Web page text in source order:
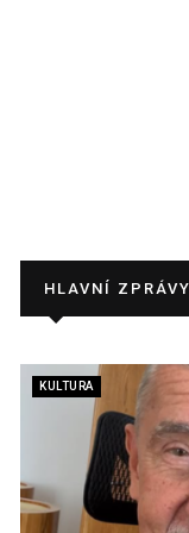
HLAVNÍ ZPRÁVY
KULTURA